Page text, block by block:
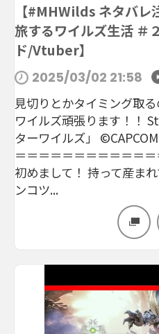
【#MHWilds ネタバレ
旅するワイルズ生活 ＃
ド/Vtuber】
2025/03/02 21:58
見切りとかタイミング取
ワイルズ頑張ります！！
ターワイルズ」
＝＝＝＝＝＝＝＝＝＝＝
初めまして！ 持って産ま
ンコツ...